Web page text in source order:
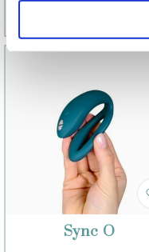
Sync O